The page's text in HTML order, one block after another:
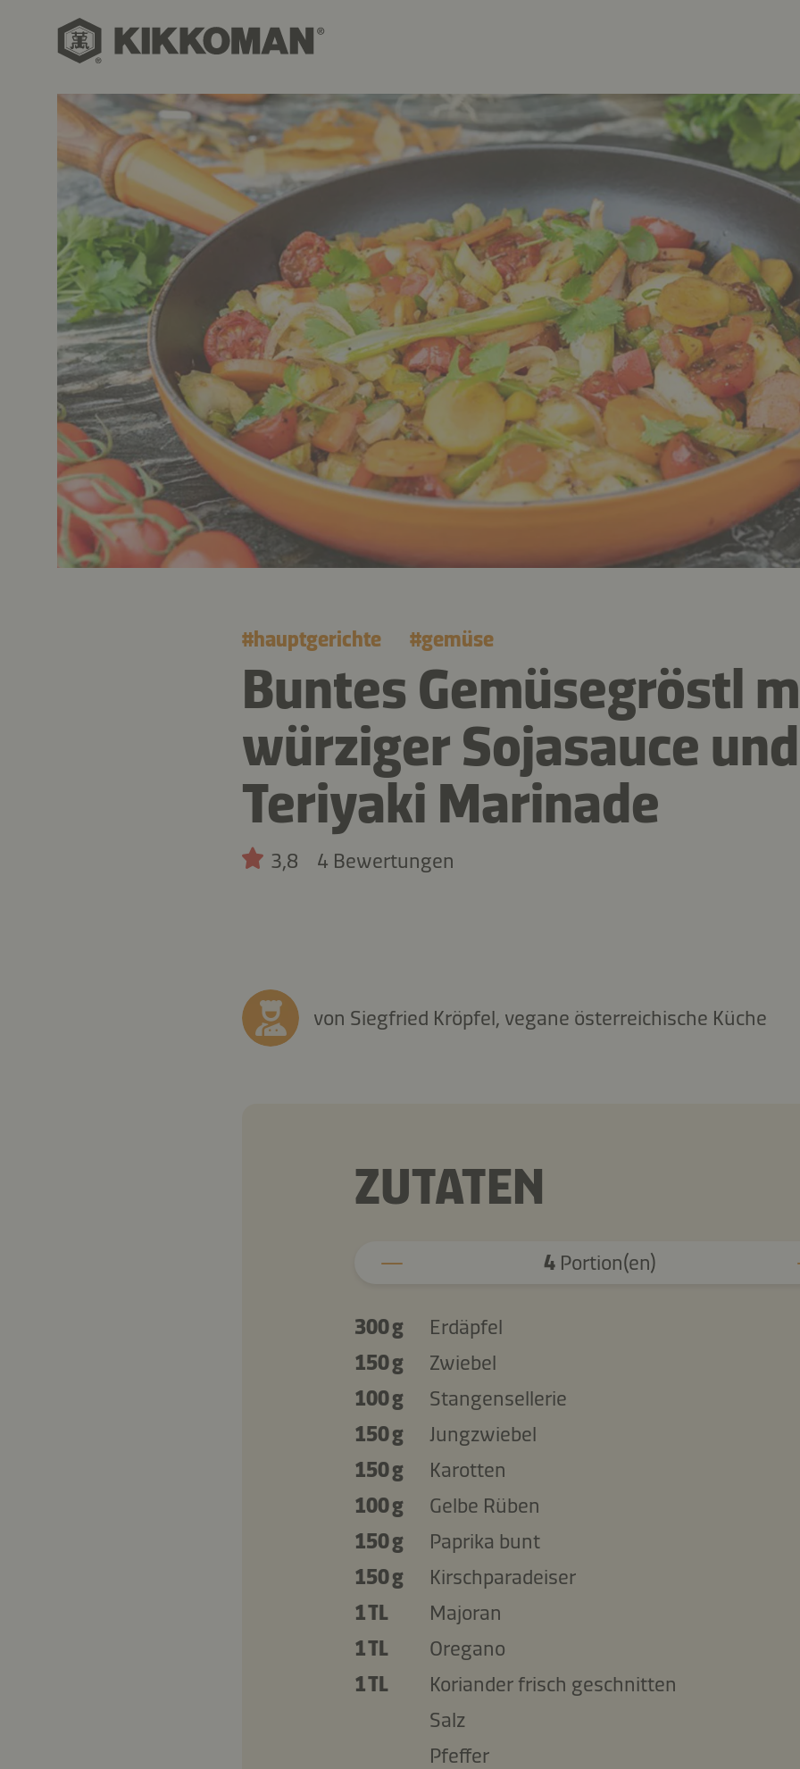
#hauptgerichte #gemüse
Buntes Gemüsegröstl
würziger Sojasauce und
Teriyaki Marinade
3,8 4 Bewertungen
von Siegfried Kröpfel, vegane österreichische Küche
ZUTATEN
4Portion(en)
300 g
Erdäpfel
150 g
Zwiebel
100 g
Stangensellerie
150 g
Jungzwiebel
150 g
Karotten
100 g
Gelbe Rüben
150 g
Paprika bunt
150 g
Kirschparadeiser
1 TL
Majoran
1 TL
Oregano
1 TL
Koriander frisch geschnitten
Salz
Pfeffer